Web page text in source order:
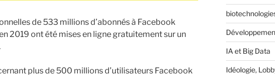
de 533 millions d’abonnés à Facebook
2019 ont été mises en ligne gratuitement sur un
plus de 500 millions d’utilisateurs Facebook
IA et Big Data
Idéologie,